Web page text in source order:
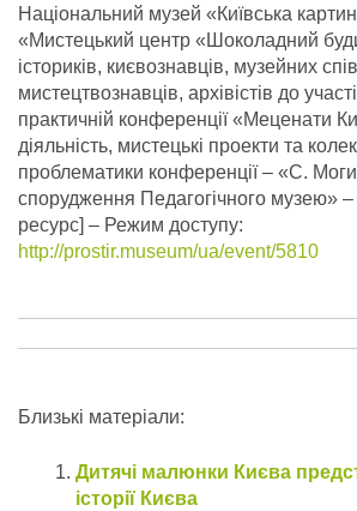
Національний музей «Київська
«Мистецький центр «Шоколадний
істориків, києвознавців, музейних
мистецтвознавців, архівістів до
практичній конференції «Меценати
діяльність, мистецькі проекти та
проблематики конференції – «С.
спорудження Педагогічного музею»
ресурс] – Режим доступу:
http://prostir.museum/ua/event/5810
Близькі матеріали:
Дитячі малюнки Києва
історії Києва